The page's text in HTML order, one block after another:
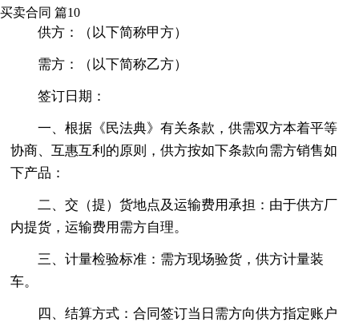
买卖合同 篇10
供方：（以下简称甲方）
需方：（以下简称乙方）
签订日期：
一、根据《民法典》有关条款，供需双方本着平等
协商、互惠互利的原则，供方按如下条款向需方销售如
下产品：
二、交（提）货地点及运输费用承担：由于供方厂
内提货，运输费用需方自理。
三、计量检验标准：需方现场验货，供方计量装
车。
四、结算方式：合同签订当日需方向供方指定账户